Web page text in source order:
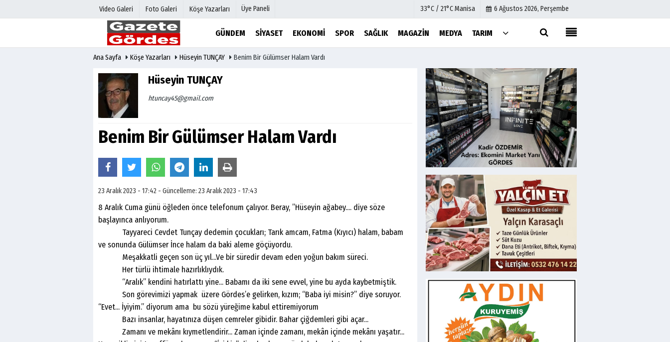
Video Galeri Foto Galeri Köşe Yazarları Üye Paneli 33°C / 21°C Manisa 6 Ağustos 2026, Perşembe
GÜNDEM SIYASET EKONOMI SPOR SAĞLIK MAGAZIN MEDYA TARIM
Hava Durumu
Gazete Manşetleri
Anketler
Biyografiler
İletişim
Çerez Politikası
Gizlilik İlkeleri
Ana Sayfa Köşe Yazarları Hüseyin TUNÇAY Benim Bir Gülümser Halam Vardı
Hüseyin TUNÇAY
htuncay45@gmail.com
Benim Bir Gülümser Halam Vardı
23 Aralık 2023 - 17:42 - Güncelleme: 23 Aralık 2023 - 17:43
8 Aralık Cuma günü öğleden önce telefonum çalıyor. Beray, ”Hüseyin ağabey.... diye söze
başlayınca anlıyorum.
Tayyareci Cevdet Tunçay dedemin çocukları; Tarık amcam, Fatma (Kıyıcı) halam, babam
ve sonunda Gülümser İnce halam da baki aleme göçüyordu.
Meşakkatli geçen son üç yıl...Ve bir süredir devam eden yoğun bakım süreci.
Her türlü ihtimale hazırlıklıydık.
“Aralık” kendini hatırlattı yine... Babamı da iki sene evvel, yine bu ayda kaybetmiştik.
Son görevimizi yapmak üzere Gördes’e gelirken, kızım; “Baba iyi misin?” diye soruyor.
“Evet... İyiyim.” diyorum ama bu sözü yüreğime kabul ettiremiyorum
Bazı insanlar, hayatınıza düşen cemreler gibidir. Bahar çiğdemleri gibi açar...
Zamanı ve mekânı kıymetlendirir... Zaman içinde zamanı, mekân içinde mekânı yaşatır...